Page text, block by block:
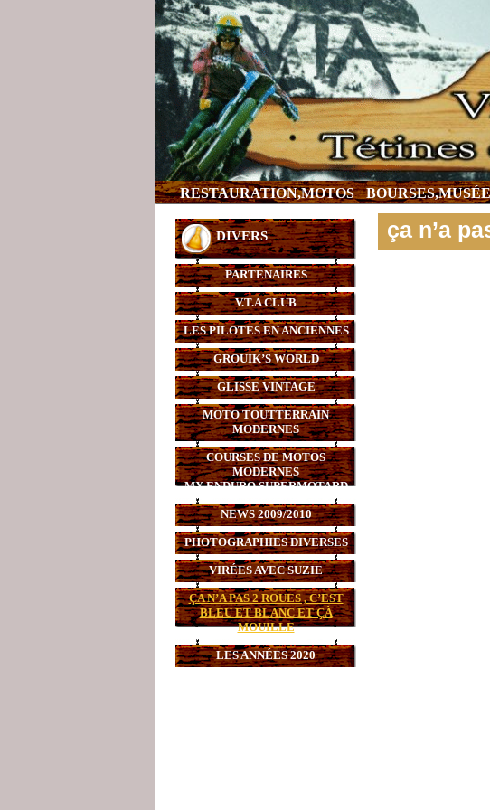
RESTAURATION,MOTOS
DIVERS
PARTENAIRES
V.T.A CLUB
LES PILOTES EN ANCIENNES
GROUIK’S WORLD
GLISSE VINTAGE
MOTO TOUTTERRAIN
MODERNES
COURSES DE MOTOS
MODERNES
MX,ENDURO,SUPERMOTARD
NEWS 2009/2010
PHOTOGRAPHIES DIVERSES
VIRÉES AVEC SUZIE
ÇA N’A PAS 2 ROUES , C’EST
BLEU ET BLANC ET ÇÀ
MOUILLE
LES ANNÉES 2020
ça n’a